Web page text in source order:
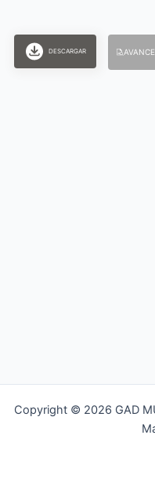
DESCARGAR AVANCE
Copyright © 2026 GAD